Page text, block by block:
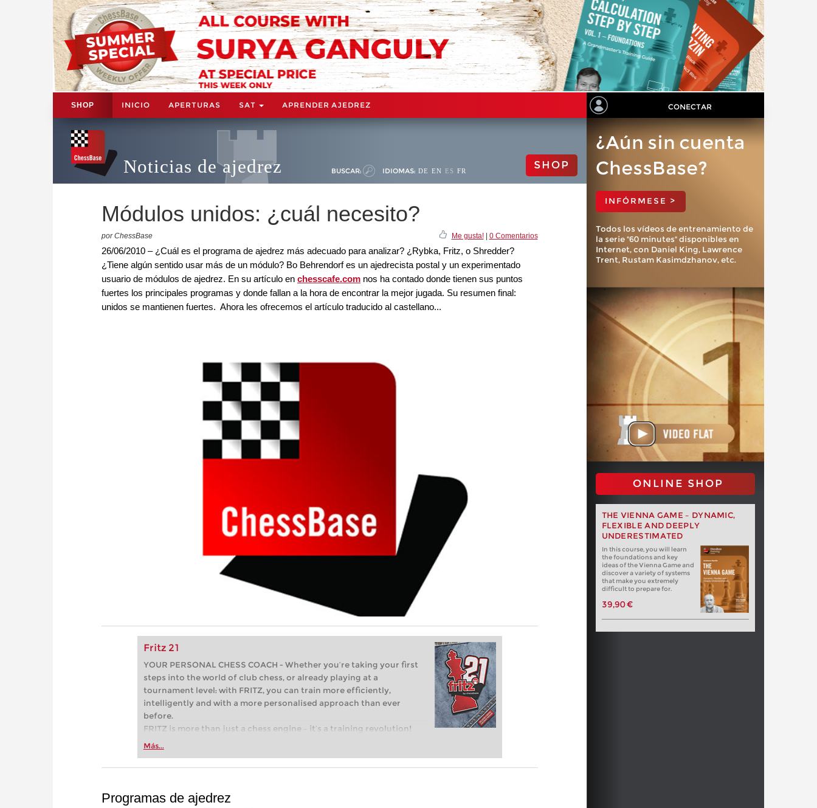
SHOP INICIO APERTURAS SAT APRENDER AJEDREZ CONECTAR
Noticias de ajedrez BUSCAR: IDIOMAS: DE EN ES FR SHOP
Módulos unidos: ¿cuál necesito?
por ChessBase Me gusta!| 0 Comentarios
26/06/2010 – ¿Cuál es el programa de ajedrez más adecuado para analizar? ¿Rybka, Fritz, o Shredder?
¿Tiene algún sentido usar más de un módulo? Bo Behrendorf es un ajedrecista postal y un experimentado
usuario de módulos de ajedrez. En su artículo en chesscafe.com nos ha contado donde tienen sus puntos
fuertes los principales programas y donde fallan a la hora de encontrar la mejor jugada. Su resumen final:
unidos se mantienen fuertes. Ahora les ofrecemos el artículo traducido al castellano...
Fritz 21
YOUR PERSONAL CHESS COACH - Whether you’re taking your first
steps into the world of club chess, or already playing at a
tournament level: with FRITZ, you can train more efficiently,
intelligently and with a more personalised approach than ever
before.
FRITZ is more than just a chess engine – it’s a training revolution!
Whether you’re taking your first steps into the world of club chess,
more efficiently, intelligently and with a more personalised
Más...
¿Aún sin cuenta
ChessBase?
INFÓRMESE >
Todos los vídeos de entrenamiento de
la serie "60 minutes" disponibles en
Internet, con Daniel King, Lawrence
Trent, Rustam Kasimdzhanov, etc.
ONLINE SHOP
THE VIENNA GAME – DYNAMIC,
FLEXIBLE AND DEEPLY
UNDERESTIMATED
In this course, you will learn
the foundations and key
ideas of the Vienna Game and
discover a variety of systems
that make you extremely
difficult to prepare for.
39,90 €
Programas de ajedrez